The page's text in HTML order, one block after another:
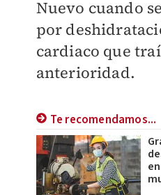
Nuevo cuando
por
cardiaco que
anterioridad.
Te recomendamos...